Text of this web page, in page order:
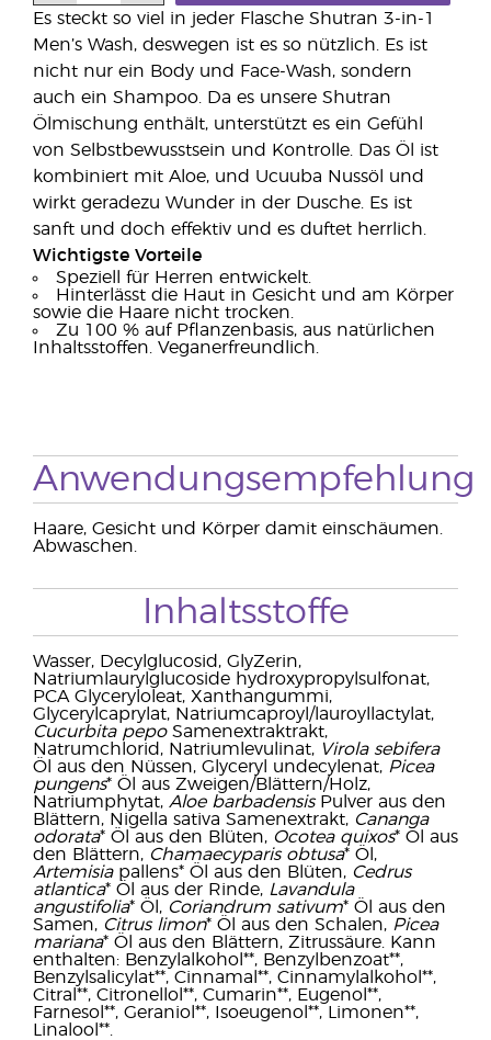
Es steckt so viel in jeder Flasche Shutran 3-in-1
Men’s Wash, deswegen ist es so nützlich. Es ist
nicht nur ein Body und Face-Wash, sondern
auch ein Shampoo. Da es unsere Shutran
Ölmischung enthält, unterstützt es ein Gefühl
von Selbstbewusstsein und Kontrolle. Das Öl ist
kombiniert mit Aloe, und Ucuuba Nussöl und
wirkt geradezu Wunder in der Dusche. Es ist
sanft und doch effektiv und es duftet herrlich.
Wichtigste Vorteile
Speziell für Herren entwickelt.
Hinterlässt die Haut in Gesicht und am Körper
sowie die Haare nicht trocken.
Zu 100 % auf Pflanzenbasis, aus natürlichen
Inhaltsstoffen. Veganerfreundlich.
Anwendungsempfehlung
Haare, Gesicht und Körper damit einschäumen.
Abwaschen.
Inhaltsstoffe
Wasser, Decylglucosid, GlyZerin,
Natriumlaurylglucoside hydroxypropylsulfonat,
PCA Glyceryloleat, Xanthangummi,
Glycerylcaprylat, Natriumcaproyl/lauroyllactylat,
Cucurbita pepoSamenextraktrakt,
Natrumchlorid, Natriumlevulinat, Virola sebifera
Öl aus den Nüssen, Glyceryl undecylenat, Picea
pungens* Öl aus Zweigen/Blättern/Holz,
Natriumphytat, Aloe barbadensisPulver aus den
Blättern, Nigella sativa Samenextrakt, Cananga
odorata* Öl aus den Blüten, Ocotea quixos* Öl aus
den Blättern, Chamaecyparis obtusa* Öl,
Artemisiapallens* Öl aus den Blüten, Cedrus
atlantica* Öl aus der Rinde, Lavandula
angustifolia* Öl, Coriandrum sativum* Öl aus den
Samen, Citrus limon* Öl aus den Schalen, Picea
mariana* Öl aus den Blättern, Zitrussäure. Kann
enthalten: Benzylalkohol**, Benzylbenzoat**,
Benzylsalicylat**, Cinnamal**, Cinnamylalkohol**,
Citral**, Citronellol**, Cumarin**, Eugenol**,
Farnesol**, Geraniol**, Isoeugenol**, Limonen**,
Linalool**.